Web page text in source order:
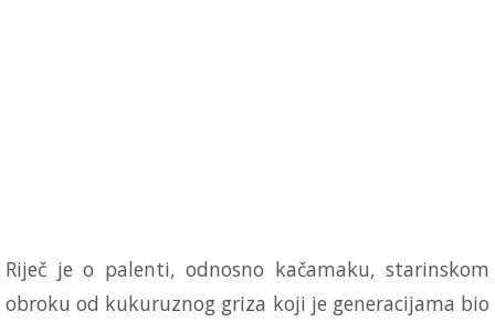
Riječ je o palenti, odnosno kačamaku, starinskom
obroku od kukuruznog griza koji je generacijama bio